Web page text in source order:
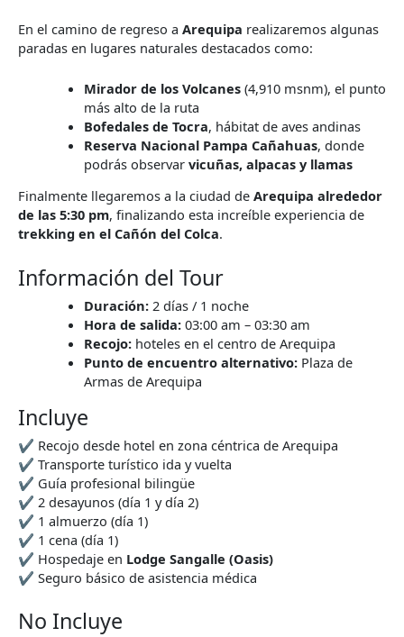
En el camino de regreso a Arequipa realizaremos algunas
paradas en lugares naturales destacados como:
Mirador de los Volcanes(4,910 msnm), el punto
más alto de la ruta
Bofedales de Tocra, hábitat de aves andinas
Reserva Nacional Pampa Cañahuas, donde
podrás observar vicuñas, alpacas y llamas
Finalmente llegaremos a la ciudad de Arequipa alrededor
de las 5:30 pm, finalizando esta increíble experiencia de
trekking en el Cañón del Colca.
Información del Tour
Duración:2 días / 1 noche
Hora de salida:03:00 am – 03:30 am
Recojo:hoteles en el centro de Arequipa
Punto de encuentro alternativo:Plaza de
Armas de Arequipa
Incluye
✔ Recojo desde hotel en zona céntrica de Arequipa
✔ Transporte turístico ida y vuelta
✔ Guía profesional bilingüe
✔ 2 desayunos (día 1 y día 2)
✔ 1 almuerzo (día 1)
✔ 1 cena (día 1)
✔ Hospedaje en Lodge Sangalle (Oasis)
✔ Seguro básico de asistencia médica
No Incluye